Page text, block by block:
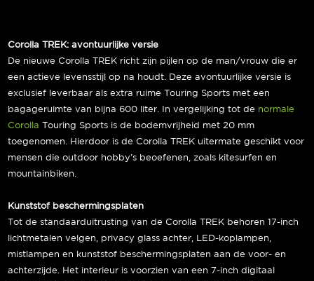
Corolla TREK: avontuurlijke versie
De nieuwe Corolla TREK richt zijn pijlen op de man/vrouw die er
een actieve levensstijl op na houdt. Deze avontuurlijke versie is
exclusief leverbaar als extra ruime Touring Sports met een
bagageruimte van bijna 600 liter. In vergelijking tot de normale
Corolla Touring Sports is de bodemvrijheid met 20 mm
toegenomen. Hierdoor is de Corolla TREK uitermate geschikt voor
mensen die outdoor hobby’s beoefenen, zoals kitesurfen en
mountainbiken.
Kunststof beschermingsplaten
Tot de standaarduitrusting van de Corolla TREK behoren 17-inch
lichtmetalen velgen, privacy glass achter, LED-koplampen,
mistlampen en kunststof beschermingsplaten aan de voor- en
achterzijde. Het interieur is voorzien van een 7-inch digitaal